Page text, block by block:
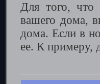
Для того, что
вашего дома,
дома. Если в
ее. К примеру,